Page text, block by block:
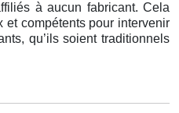
à aucun fabricant. Cela
et compétents pour intervenir
qu’ils soient traditionnels